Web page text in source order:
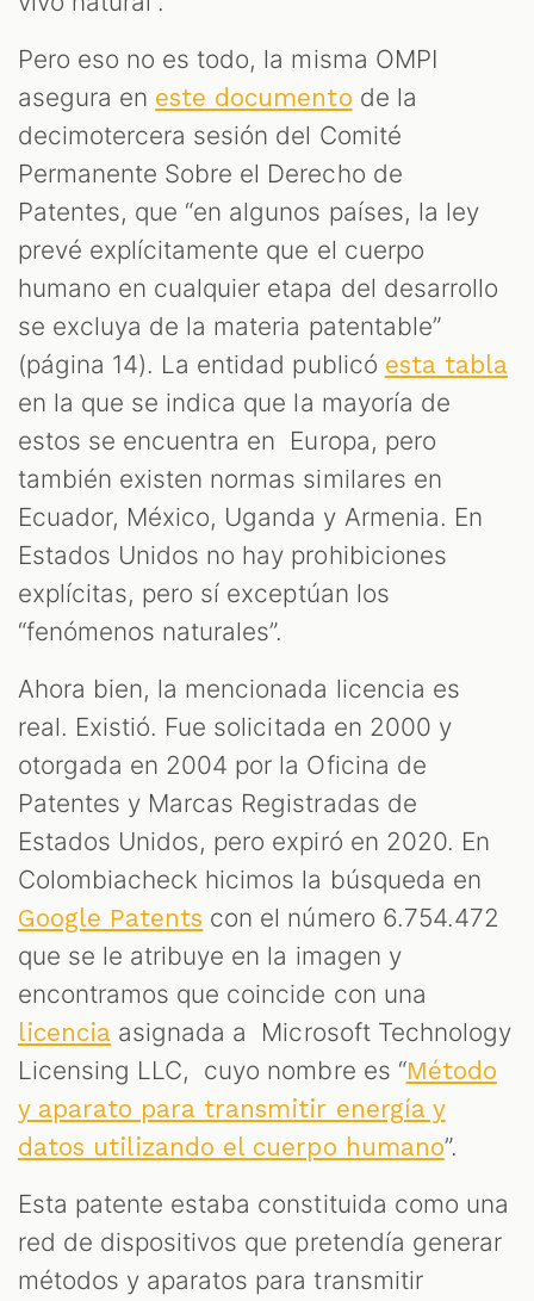
Pero eso no es todo, la misma OMPI
asegura en este documento de la
decimotercera sesión del Comité
Permanente Sobre el Derecho de
Patentes, que “en algunos países, la ley
prevé explícitamente que el cuerpo
humano en cualquier etapa del desarrollo
se excluya de la materia patentable”
(página 14). La entidad publicó esta tabla
en la que se indica que la mayoría de
estos se encuentra en Europa, pero
también existen normas similares en
Ecuador, México, Uganda y Armenia. En
Estados Unidos no hay prohibiciones
explícitas, pero sí exceptúan los
“fenómenos naturales”.
Ahora bien, la mencionada licencia es
real. Existió. Fue solicitada en 2000 y
otorgada en 2004 por la Oficina de
Patentes y Marcas Registradas de
Estados Unidos, pero expiró en 2020. En
Colombiacheck hicimos la búsqueda en
Google Patents con el número 6.754.472
que se le atribuye en la imagen y
encontramos que coincide con una
licencia asignada a Microsoft Technology
Licensing LLC, cuyo nombre es “Método
y aparato para transmitir energía y
datos utilizando el cuerpo humano”.
Esta patente estaba constituida como una
red de dispositivos que pretendía generar
métodos y aparatos para transmitir